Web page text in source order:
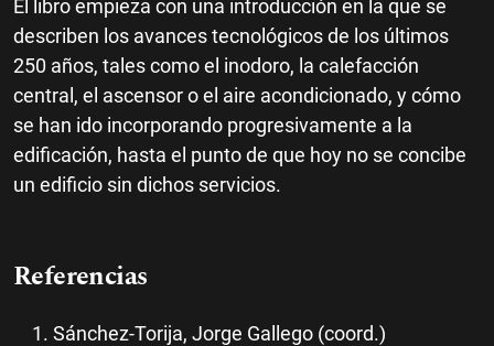
El libro empieza con una introducción en la que se
describen los avances tecnológicos de los últimos
250 años, tales como el inodoro, la calefacción
central, el ascensor o el aire acondicionado, y cómo
se han ido incorporando progresivamente a la
edificación, hasta el punto de que hoy no se concibe
un edificio sin dichos servicios.
Referencias
Sánchez-Torija, Jorge Gallego (coord.)